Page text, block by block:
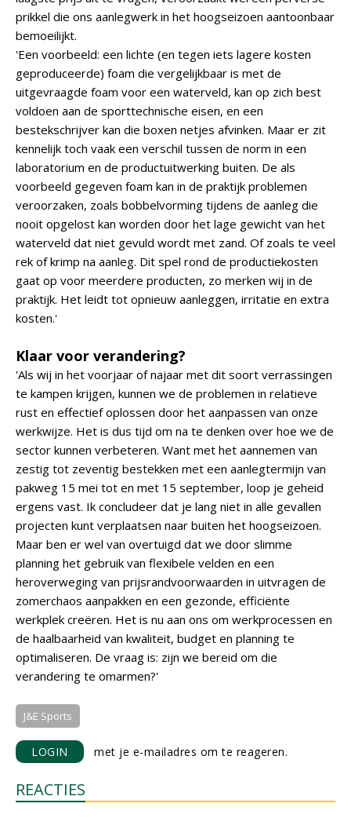
prikkel die ons aanlegwerk in het hoogseizoen aantoonbaar
bemoeilijkt.
'Een voorbeeld: een lichte (en tegen iets lagere kosten
geproduceerde) foam die vergelijkbaar is met de
uitgevraagde foam voor een waterveld, kan op zich best
voldoen aan de sporttechnische eisen, en een
bestekschrijver kan die boxen netjes afvinken. Maar er zit
kennelijk toch vaak een verschil tussen de norm in een
laboratorium en de productuitwerking buiten. De als
voorbeeld gegeven foam kan in de praktijk problemen
veroorzaken, zoals bobbelvorming tijdens de aanleg die
nooit opgelost kan worden door het lage gewicht van het
waterveld dat niet gevuld wordt met zand. Of zoals te veel
rek of krimp na aanleg. Dit spel rond de productiekosten
gaat op voor meerdere producten, zo merken wij in de
praktijk. Het leidt tot opnieuw aanleggen, irritatie en extra
kosten.'
Klaar voor verandering?
'Als wij in het voorjaar of najaar met dit soort verrassingen
te kampen krijgen, kunnen we de problemen in relatieve
rust en effectief oplossen door het aanpassen van onze
werkwijze. Het is dus tijd om na te denken over hoe we de
sector kunnen verbeteren. Want met het aannemen van
zestig tot zeventig bestekken met een aanlegtermijn van
pakweg 15 mei tot en met 15 september, loop je geheid
ergens vast. Ik concludeer dat je lang niet in alle gevallen
projecten kunt verplaatsen naar buiten het hoogseizoen.
Maar ben er wel van overtuigd dat we door slimme
planning het gebruik van flexibele velden en een
heroverweging van prijsrandvoorwaarden in uitvragen de
zomerchaos aanpakken en een gezonde, efficiënte
werkplek creëren. Het is nu aan ons om werkprocessen en
de haalbaarheid van kwaliteit, budget en planning te
optimaliseren. De vraag is: zijn we bereid om die
verandering te omarmen?'
J&E Sports
LOGIN met je e-mailadres om te reageren.
REACTIES